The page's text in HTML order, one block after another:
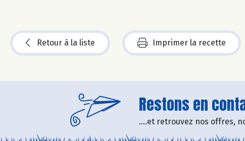
Retour à la liste Imprimer la recette
Restons en
....et retrouvez nos offres,